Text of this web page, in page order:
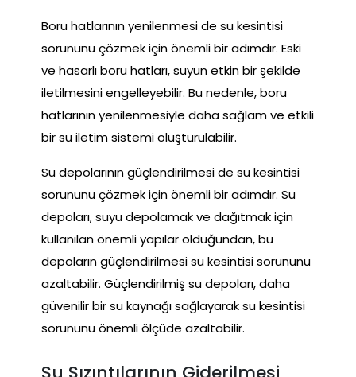
Boru hatlarının yenilenmesi de su kesintisi
sorununu çözmek için önemli bir adımdır. Eski
ve hasarlı boru hatları, suyun etkin bir şekilde
iletilmesini engelleyebilir. Bu nedenle, boru
hatlarının yenilenmesiyle daha sağlam ve etkili
bir su iletim sistemi oluşturulabilir.
Su depolarının güçlendirilmesi de su kesintisi
sorununu çözmek için önemli bir adımdır. Su
depoları, suyu depolamak ve dağıtmak için
kullanılan önemli yapılar olduğundan, bu
depoların güçlendirilmesi su kesintisi sorununu
azaltabilir. Güçlendirilmiş su depoları, daha
güvenilir bir su kaynağı sağlayarak su kesintisi
sorununu önemli ölçüde azaltabilir.